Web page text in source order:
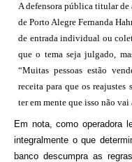
A defensora pública titular de
de Porto Alegre Fernanda
de entrada individual ou
que o tema seja julgado,
“Muitas pessoas estão
receita para que os reajustes
ter em mente que isso não
Em nota, como operadora
integralmente o que
banco descumpra as